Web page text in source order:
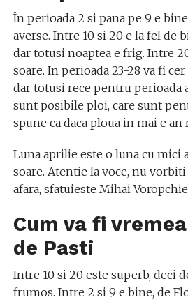
În perioada 2 si pana pe 9 e
averse. Intre 10 si 20 e la fel de
dar totusi noaptea e frig. Intre
soare. In perioada 23-28 va fi
dar totusi rece pentru perioada
sunt posibile ploi, care sunt
spune ca daca ploua in mai e an
Luna aprilie este o luna cu mici
soare. Atentie la voce, nu
afara, sfatuieste Mihai
Cum va fi
de Pasti
Intre 10 si 20 este superb, deci
frumos. Intre 2 si 9 e bine, de